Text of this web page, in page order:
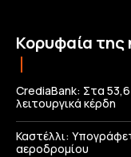
Κορυφαία της
CrediaBank: Στα
λειτουργικά κέρδη
Καστέλλι:
αεροδρομίου